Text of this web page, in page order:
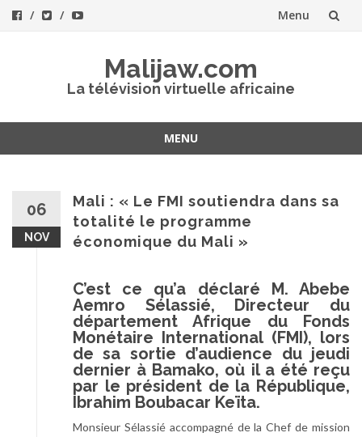
Menu
Malijaw.com
La télévision virtuelle africaine
MENU
06
NOV
Mali : « Le FMI soutiendra dans sa
totalité le programme
économique du Mali »
C’est ce qu’a déclaré M. Abebe
Aemro Sélassié, Directeur du
département Afrique du Fonds
Monétaire International (FMI), lors
de sa sortie d’audience du jeudi
dernier à Bamako, où il a été reçu
par le président de la République,
Ibrahim Boubacar Keïta.
Monsieur Sélassié accompagné de la Chef de mission